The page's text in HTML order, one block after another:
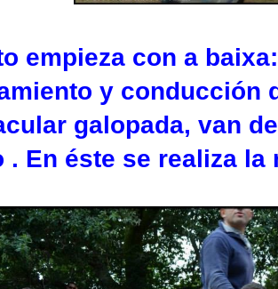
con a
y conducción
galopada, van
. En éste se realiza